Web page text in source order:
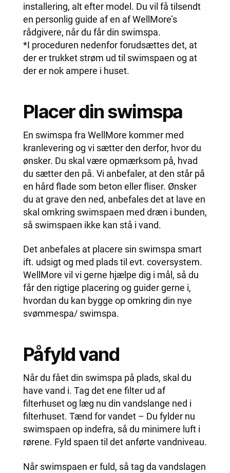
installering, alt efter model. Du vil få tilsendt
en personlig guide af en af WellMore’s
rådgivere, når du får din swimspa.
*I proceduren nedenfor forudsættes det, at
der er trukket strøm ud til swimspaen og at
der er nok ampere i huset.
Placer din swimspa
En swimspa fra WellMore kommer med
kranlevering og vi sætter den derfor, hvor du
ønsker. Du skal være opmærksom på, hvad
du sætter den på. Vi anbefaler, at den står på
en hård flade som beton eller fliser. Ønsker
du at grave den ned, anbefales det at lave en
skal omkring swimspaen med dræn i bunden,
så swimspaen ikke kan stå i vand.
Det anbefales at placere sin swimspa smart
ift. udsigt og med plads til evt. coversystem.
WellMore vil vi gerne hjælpe dig i mål, så du
får den rigtige placering og guider gerne i,
hvordan du kan bygge op omkring din nye
svømmespa/ swimspa.
Påfyld vand
Når du fået din swimspa på plads, skal du
have vand i. Tag det ene filter ud af
filterhuset og læg nu din vandslange ned i
filterhuset. Tænd for vandet – Du fylder nu
swimspaen op indefra, så du minimere luft i
rørene. Fyld spaen til det anførte vandniveau.
Når swimspaen er fuld, så tag da vandslagen